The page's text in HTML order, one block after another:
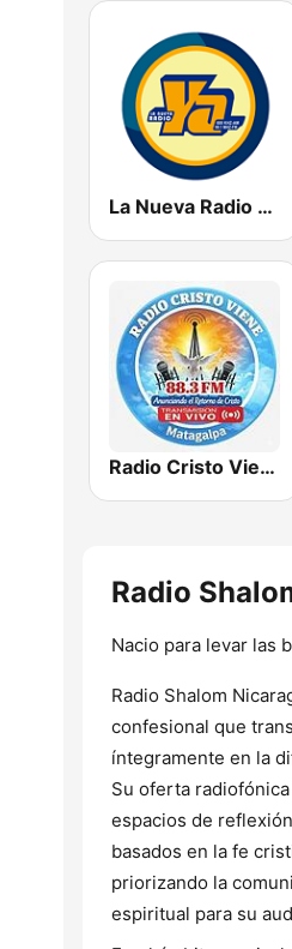
La Nueva Radio Ya 600
Radio Cristo Viene 88.3 FM
Radio
Nacio para levar las
Radio Shalom
confesional que
íntegramente en la
Su oferta
espacios de
basados en la fe
priorizando la
espiritual para su